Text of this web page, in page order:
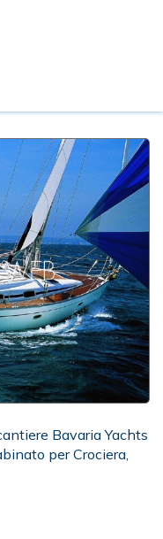
Bavaria Yachts
per Crociera,